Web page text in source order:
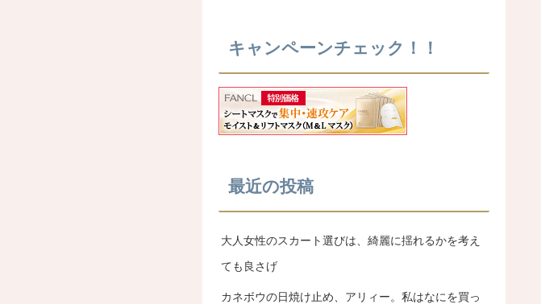
キャンペーンチェック！！
最近の投稿
大人女性のスカート選びは、綺麗に揺れるかを考え
ても良さげ
カネボウの日焼け止め、アリィー。私はなにを買っ